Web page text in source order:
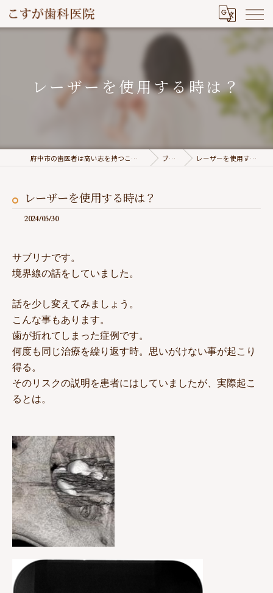
レーザーを使用する時は？
府中市の歯医者は高い志を持つこすが歯科医院 ブログ レーザーを使用する時は？
レーザーを使用する時は？
2024/05/30
サブリナです。
境界線の話をしていました。
話を少し変えてみましょう。
こんな事もあります。
歯が折れてしまった症例です。
何度も同じ治療を繰り返す時。思いがけない事が起こり
得る。
そのリスクの説明を患者にはしていましたが、実際起こ
るとは。